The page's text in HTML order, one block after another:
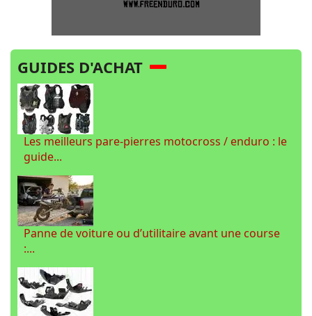
GUIDES D'ACHAT
Les meilleurs pare-pierres motocross / enduro : le
guide...
Panne de voiture ou d’utilitaire avant une course
:...